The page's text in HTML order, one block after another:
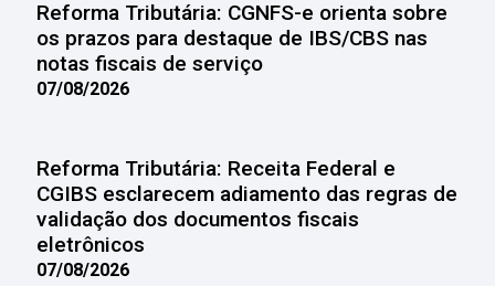
Reforma Tributária: CGNFS-e orienta sobre
os prazos para destaque de IBS/CBS nas
notas fiscais de serviço
07/08/2026
Reforma Tributária: Receita Federal e
CGIBS esclarecem adiamento das regras de
validação dos documentos fiscais
eletrônicos
07/08/2026